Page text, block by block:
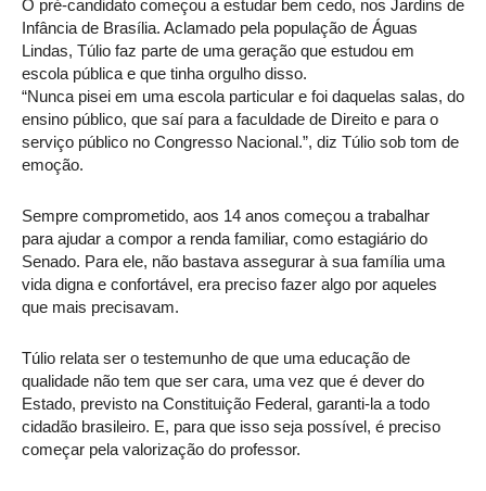
O pré-candidato começou a estudar bem cedo, nos Jardins de
Infância de Brasília. Aclamado pela população de Águas
Lindas, Túlio faz parte de uma geração que estudou em
escola pública e que tinha orgulho disso.
“Nunca pisei em uma escola particular e foi daquelas salas, do
ensino público, que saí para a faculdade de Direito e para o
serviço público no Congresso Nacional.”, diz Túlio sob tom de
emoção.
Sempre comprometido, aos 14 anos começou a trabalhar
para ajudar a compor a renda familiar, como estagiário do
Senado. Para ele, não bastava assegurar à sua família uma
vida digna e confortável, era preciso fazer algo por aqueles
que mais precisavam.
Túlio relata ser o testemunho de que uma educação de
qualidade não tem que ser cara, uma vez que é dever do
Estado, previsto na Constituição Federal, garanti-la a todo
cidadão brasileiro. E, para que isso seja possível, é preciso
começar pela valorização do professor.